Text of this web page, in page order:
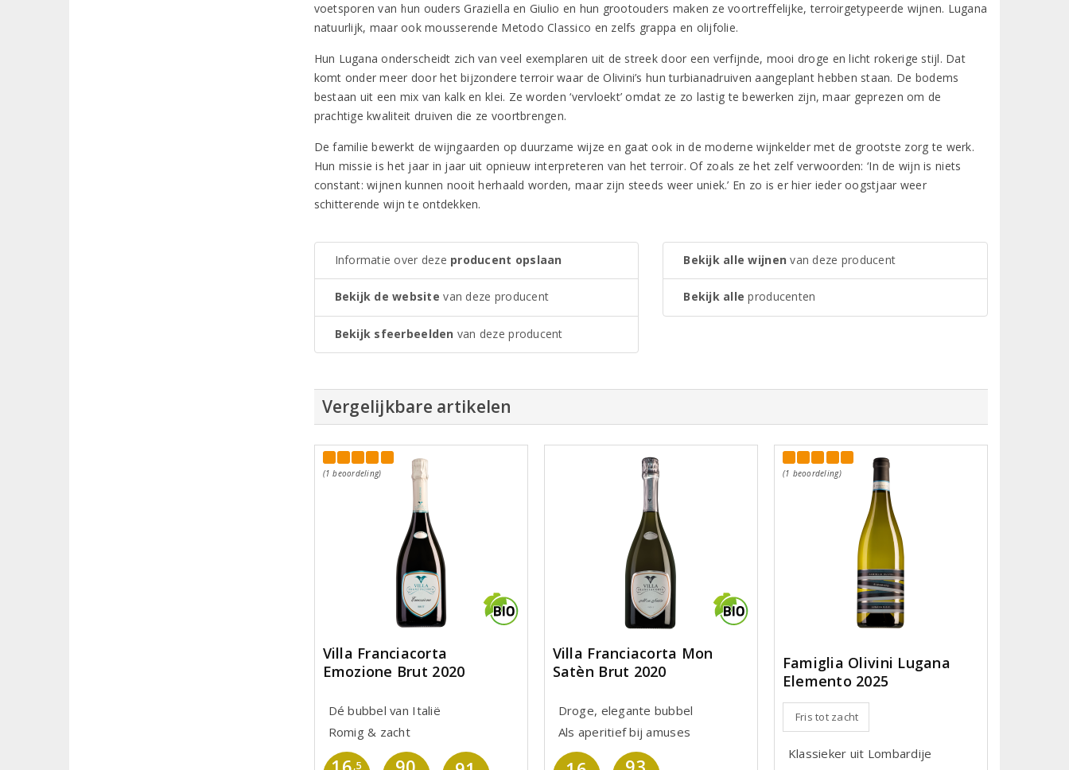
voetsporen van hun ouders Graziella en Giulio en hun grootouders maken ze voortreffelijke, terroirgetypeerde wijnen. Lugana
natuurlijk, maar ook mousserende Metodo Classico en zelfs grappa en olijfolie.
Hun Lugana onderscheidt zich van veel exemplaren uit de streek door een verfijnde, mooi droge en licht rokerige stijl. Dat
komt onder meer door het bijzondere terroir waar de Olivini’s hun turbianadruiven aangeplant hebben staan. De bodems
bestaan uit een mix van kalk en klei. Ze worden ‘vervloekt’ omdat ze zo lastig te bewerken zijn, maar geprezen om de
prachtige kwaliteit druiven die ze voortbrengen.
De familie bewerkt de wijngaarden op duurzame wijze en gaat ook in de moderne wijnkelder met de grootste zorg te werk.
Hun missie is het jaar in jaar uit opnieuw interpreteren van het terroir. Of zoals ze het zelf verwoorden: ‘In de wijn is niets
constant: wijnen kunnen nooit herhaald worden, maar zijn steeds weer uniek.’ En zo is er hier ieder oogstjaar weer
schitterende wijn te ontdekken.
Informatie over deze producent opslaan
Bekijk de website van deze producent
Bekijk sfeerbeelden van deze producent
Bekijk alle wijnen van deze producent
Bekijk alle producenten
Vergelijkbare artikelen
(1 beoordeling)
Villa Franciacorta
Emozione Brut 2020
Dé bubbel van Italië
Romig & zacht
,5
Villa Franciacorta Mon
Satèn Brut 2020
Droge, elegante bubbel
Als aperitief bij amuses
(1 beoordeling)
Famiglia Olivini Lugana
Elemento 2025
Fris tot zacht
Klassieker uit Lombardije